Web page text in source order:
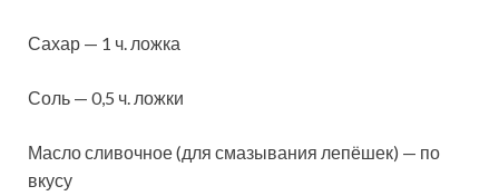
Сахар — 1 ч. ложка
Соль — 0,5 ч. ложки
Масло сливочное (для смазывания лепёшек) — по
вкусу